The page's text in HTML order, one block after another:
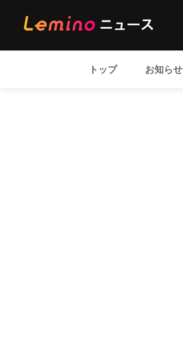
トップ お知らせ